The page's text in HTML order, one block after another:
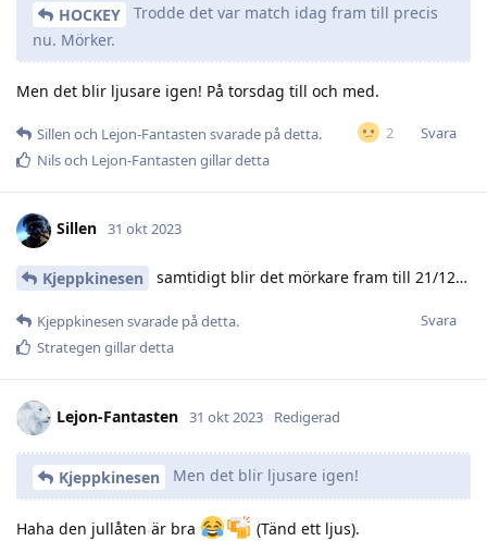
HOCKEY
Trodde det var match idag fram till precis
nu. Mörker.
Men det blir ljusare igen! På torsdag till och med.
2 Svara
Sillen och Lejon-Fantasten svarade på detta.
Nilsoch Lejon-Fantasten gillar detta
Sillen 31 okt 2023
Kjeppkinesen samtidigt blir det mörkare fram till 21/12…
Svara
Kjeppkinesen svarade på detta.
Strategen gillar detta
Lejon-Fantasten 31 okt 2023 Redigerad
Kjeppkinesen Men det blir ljusare igen!
Haha den jullåten är bra (Tänd ett ljus).